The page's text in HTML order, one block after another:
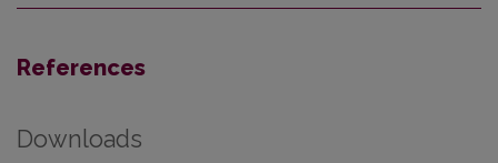
References
Downloads